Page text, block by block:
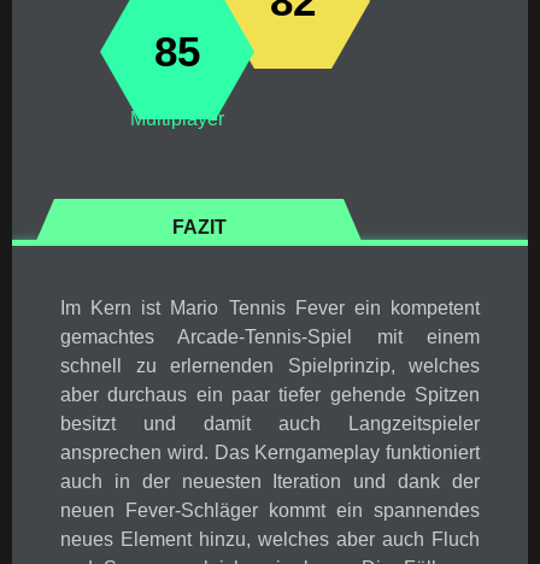
85
Multiplayer
FAZIT
Im Kern ist Mario Tennis Fever ein kompetent
gemachtes Arcade-Tennis-Spiel mit einem
schnell zu erlernenden Spielprinzip, welches
aber durchaus ein paar tiefer gehende Spitzen
besitzt und damit auch Langzeitspieler
ansprechen wird. Das Kerngameplay funktioniert
auch in der neuesten Iteration und dank der
neuen Fever-Schläger kommt ein spannendes
neues Element hinzu, welches aber auch Fluch